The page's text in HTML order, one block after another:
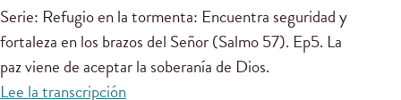
Serie: Refugio en la tormenta: Encuentra seguridad y
fortaleza en los brazos del Señor (Salmo 57). Ep5. La
paz viene de aceptar la soberanía de Dios.
Lee la transcripción